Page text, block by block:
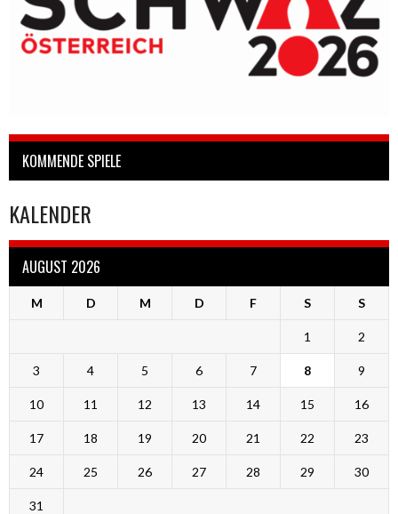
KOMMENDE SPIELE
KALENDER
AUGUST 2026
M D M D F S S
1 2
3 4 5 6 7 8 9
10 11 12 13 14 15 16
17 18 19 20 21 22 23
24 25 26 27 28 29 30
31